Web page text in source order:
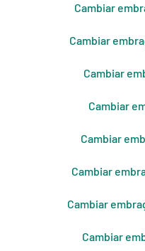
Cambiar
Cambiar
Cambiar
Cambiar
Cambiar
Cambiar
Cambiar
Cambiar